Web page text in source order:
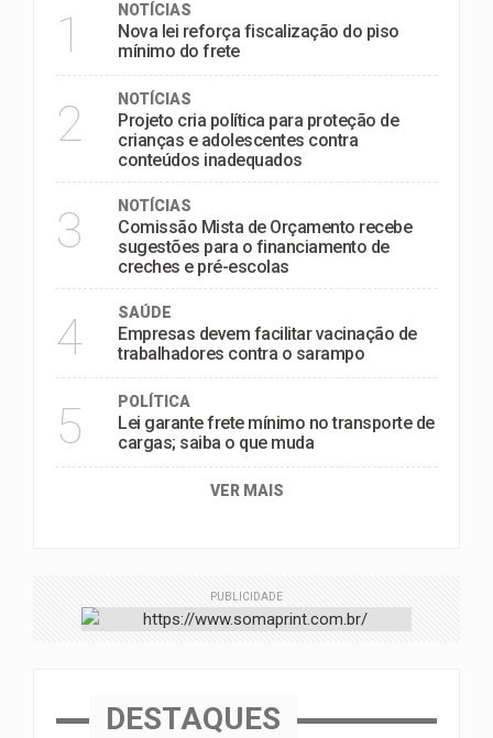
1 NOTÍCIAS
Nova lei reforça fiscalização do piso
mínimo do frete
2 NOTÍCIAS
Projeto cria política para proteção de
crianças e adolescentes contra
conteúdos inadequados
3 NOTÍCIAS
Comissão Mista de Orçamento recebe
sugestões para o financiamento de
creches e pré-escolas
4 SAÚDE
Empresas devem facilitar vacinação de
trabalhadores contra o sarampo
5 POLÍTICA
Lei garante frete mínimo no transporte de
cargas; saiba o que muda
VER MAIS
PUBLICIDADE
DESTAQUES